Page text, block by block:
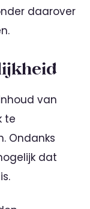
daarover
van
te
Ondanks
dat